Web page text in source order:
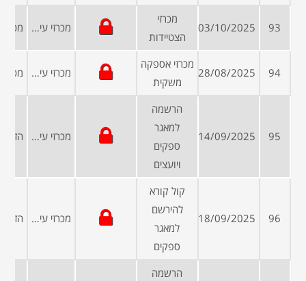
93
03/10/2025
מכרזי
הצטיידות
מכרזי עיריות ומועצות
94
28/08/2025
מכרזי אספקה
משקית
מכרזי עיריות ומועצות
95
14/09/2025
הרשמה
למאגר
ספקים
ויועצים
מכרזי עיריות ומועצות
96
18/09/2025
קול קורא
להירשם
למאגר
ספקים
מכרזי עיריות ומועצות
הרשמה